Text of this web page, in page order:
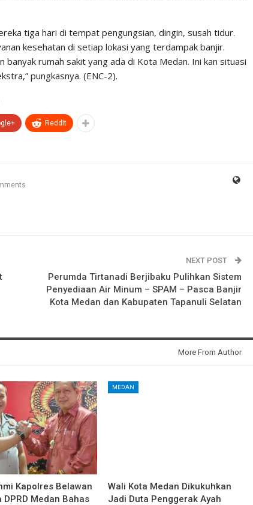
tiga hari di tempat pengungsian, dingin, susah tidur.
kesehatan di setiap lokasi yang terdampak banjir.
banyak rumah sakit yang ada di Kota Medan. Ini kan situasi
pungkasnya. (ENC-2).
ReddIt
NEXT POST
Perumda Tirtanadi Berjibaku Pulihkan Sistem
Penyediaan Air Minum – SPAM – Pasca Banjir
Kota Medan dan Kabupaten Tapanuli Selatan
More From Author
Kapolres Belawan
DPRD Medan Bahas
MEDAN
Wali Kota Medan Dikukuhkan
Jadi Duta Penggerak Ayah